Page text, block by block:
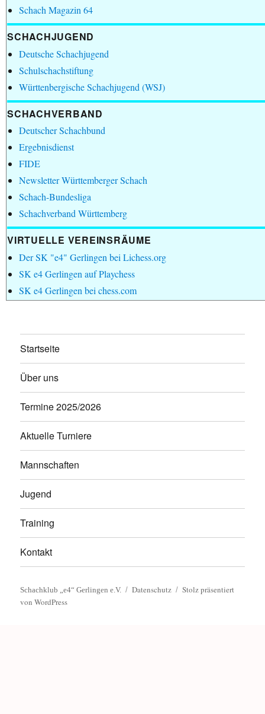
Schach Magazin 64
SCHACHJUGEND
Deutsche Schachjugend
Schulschachstiftung
Württenbergische Schachjugend (WSJ)
SCHACHVERBAND
Deutscher Schachbund
Ergebnisdienst
FIDE
Newsletter Württemberger Schach
Schach-Bundesliga
Schachverband Württemberg
VIRTUELLE VEREINSRÄUME
Der SK "e4" Gerlingen bei Lichess.org
SK e4 Gerlingen auf Playchess
SK e4 Gerlingen bei chess.com
Startseite
Über uns
Termine 2025/2026
Aktuelle Turniere
Mannschaften
Jugend
Training
Kontakt
Schachklub „e4“ Gerlingen e.V. Datenschutz
Stolz präsentiert
von WordPress